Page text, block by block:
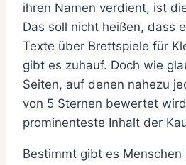
ihren Namen verdient, ist
Das soll nicht heißen, dass
Texte über Brettspiele für
gibt es zuhauf. Doch wie
Seiten, auf denen nahezu
von 5 Sternen bewertet
prominenteste Inhalt der
Bestimmt gibt es